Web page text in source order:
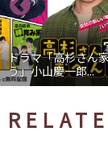
ドラマ「高杉さん
う」小山慶一郎...